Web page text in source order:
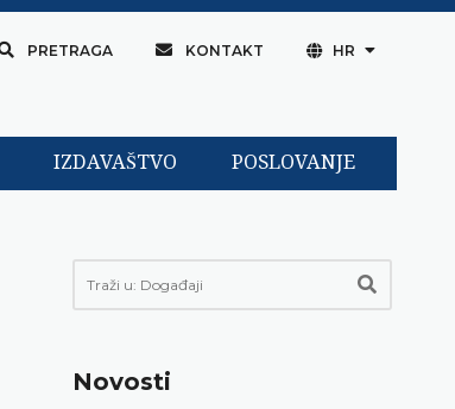
PRETRAGA KONTAKT HR
IZDAVAŠTVO POSLOVANJE
Novosti